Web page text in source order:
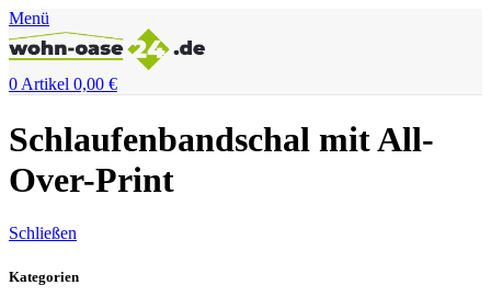
Menü
0Artikel 0,00 €
Schlaufenbandschal mit All-
Over-Print
Schließen
Kategorien